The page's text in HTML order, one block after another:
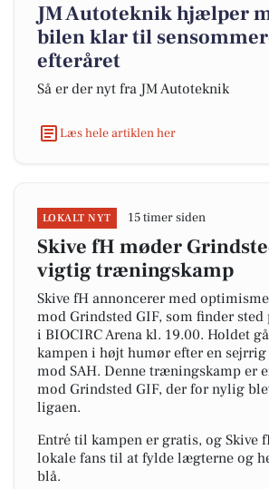
JM Autoteknik hjælper
bilen klar til
efteråret
Så er der nyt fra JM Autoteknik
Læs hele artiklen her
LOKALT NYT 15 timer siden
Skive fH møder
vigtig træningskamp
Skive fH annoncerer med
mod Grindsted GIF, som finder sted
i BIOCIRC Arena kl. 19.00. Holdet
kampen i højt humør efter en
mod SAH. Denne træningskamp er
mod Grindsted GIF, der for nylig
ligaen.
Entré til kampen er gratis, og Skive
lokale fans til at fylde lægterne og
blå.